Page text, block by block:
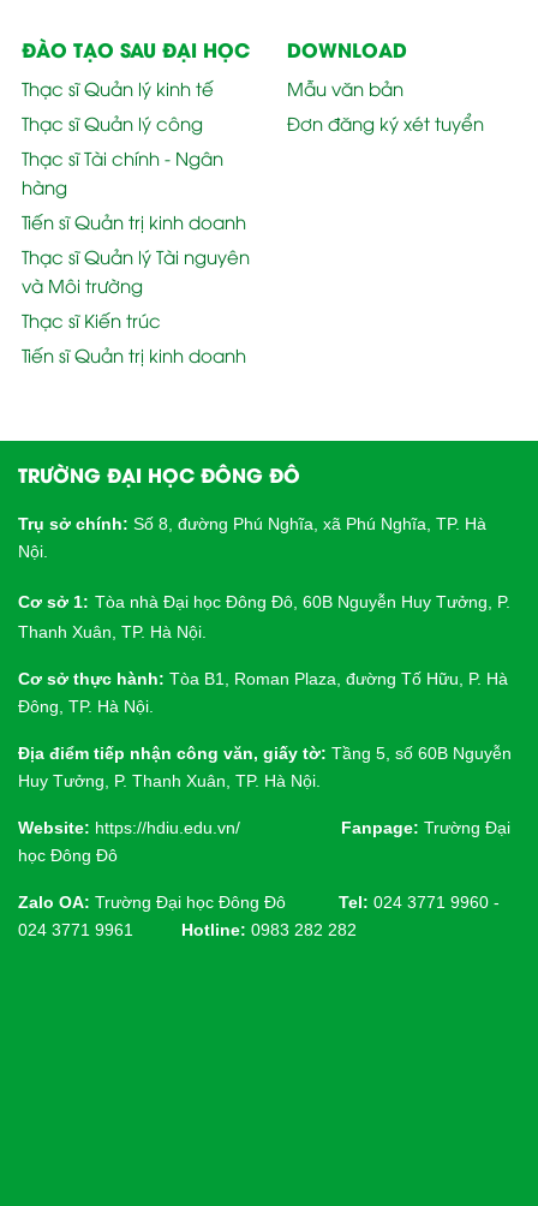
ĐÀO TẠO SAU ĐẠI HỌC
Thạc sĩ Quản lý kinh tế
Thạc sĩ Quản lý công
Thạc sĩ Tài chính - Ngân
hàng
Tiến sĩ Quản trị kinh doanh
Thạc sĩ Quản lý Tài nguyên
và Môi trường
Thạc sĩ Kiến trúc
Tiến sĩ Quản trị kinh doanh
DOWNLOAD
Mẫu văn bản
Đơn đăng ký xét tuyển
TRƯỜNG ĐẠI HỌC ĐÔNG ĐÔ
Trụ sở chính: Số 8, đường Phú Nghĩa, xã Phú Nghĩa, TP. Hà
Nội.
Cơ sở 1: Tòa nhà Đại học Đông Đô, 60B Nguyễn Huy Tưởng, P.
Thanh Xuân, TP. Hà Nội.
Cơ sở thực hành: Tòa B1, Roman Plaza, đường Tố Hữu, P. Hà
Đông, TP. Hà Nội.
Địa điểm tiếp nhận công văn, giấy tờ: Tầng 5, số 60B Nguyễn
Huy Tưởng, P. Thanh Xuân, TP. Hà Nội.
Website: https://hdiu.edu.vn/ Fanpage: Trường Đại
học Đông Đô
Zalo OA: Trường Đại học Đông Đô Tel: 024 3771 9960 -
024 3771 9961
Hotline: 0983 282 282